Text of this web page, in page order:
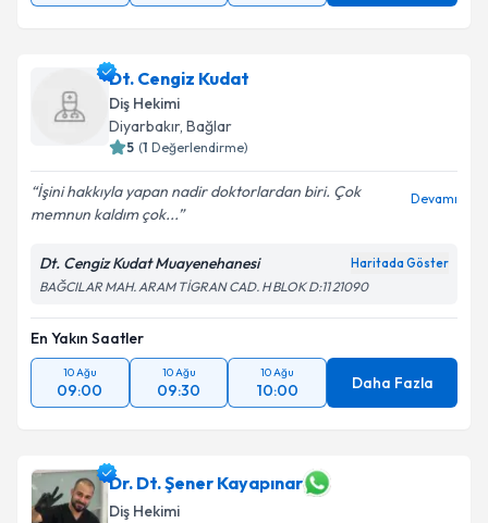
Dt. Cengiz Kudat
Diş Hekimi
Diyarbakır, Bağlar
5 (1 Değerlendirme)
İşini hakkıyla yapan nadir doktorlardan biri. Çok
memnun kaldım çok...
Devamı
Dt. Cengiz Kudat Muayenehanesi Haritada Göster
BAĞCILAR MAH. ARAM TİGRAN CAD. H BLOK D:11 21090
En Yakın Saatler
10 Ağu
09:00
10 Ağu
09:30
10 Ağu
10:00 Daha Fazla
Dr. Dt. Şener Kayapınar
Diş Hekimi